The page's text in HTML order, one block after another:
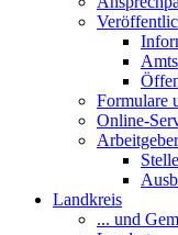
Formulare
Online-
Landkreis
... und